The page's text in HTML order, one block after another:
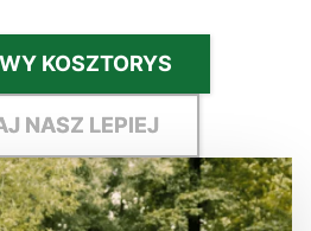
KOSZTORYS
NASZ LEPIEJ